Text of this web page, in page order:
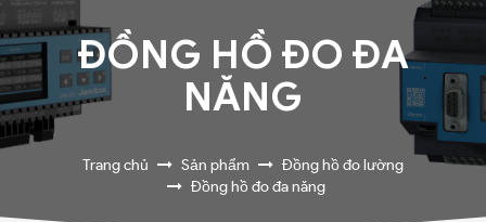
ĐỒNG HỒ ĐO ĐA
NĂNG
Trang chủ Sản phẩm
Đồng hồ đo lường
Đồng hồ đo đa năng